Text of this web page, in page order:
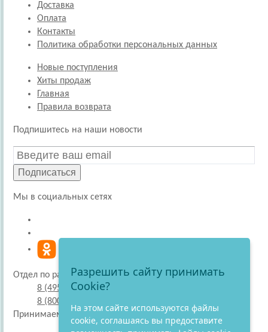
Доставка
Оплата
Контакты
Политика обработки персональных данных
Новые поступления
Хиты продаж
Главная
Правила возврата
Подпишитесь на наши новости
Подписаться
Мы в социальных сетях
Отдел по работе с покупателями
8 (495) 220-51-30
8 (800) 707-27-19
Принимаем к оплате
Разрешить сайту принимать
Cookie?
На этом сайте используются файлы
cookie, соглашаясь вы предоставите